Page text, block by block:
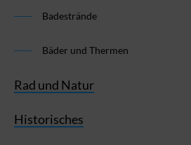
Badestrände
Bäder und Thermen
Rad und Natur
Historisches